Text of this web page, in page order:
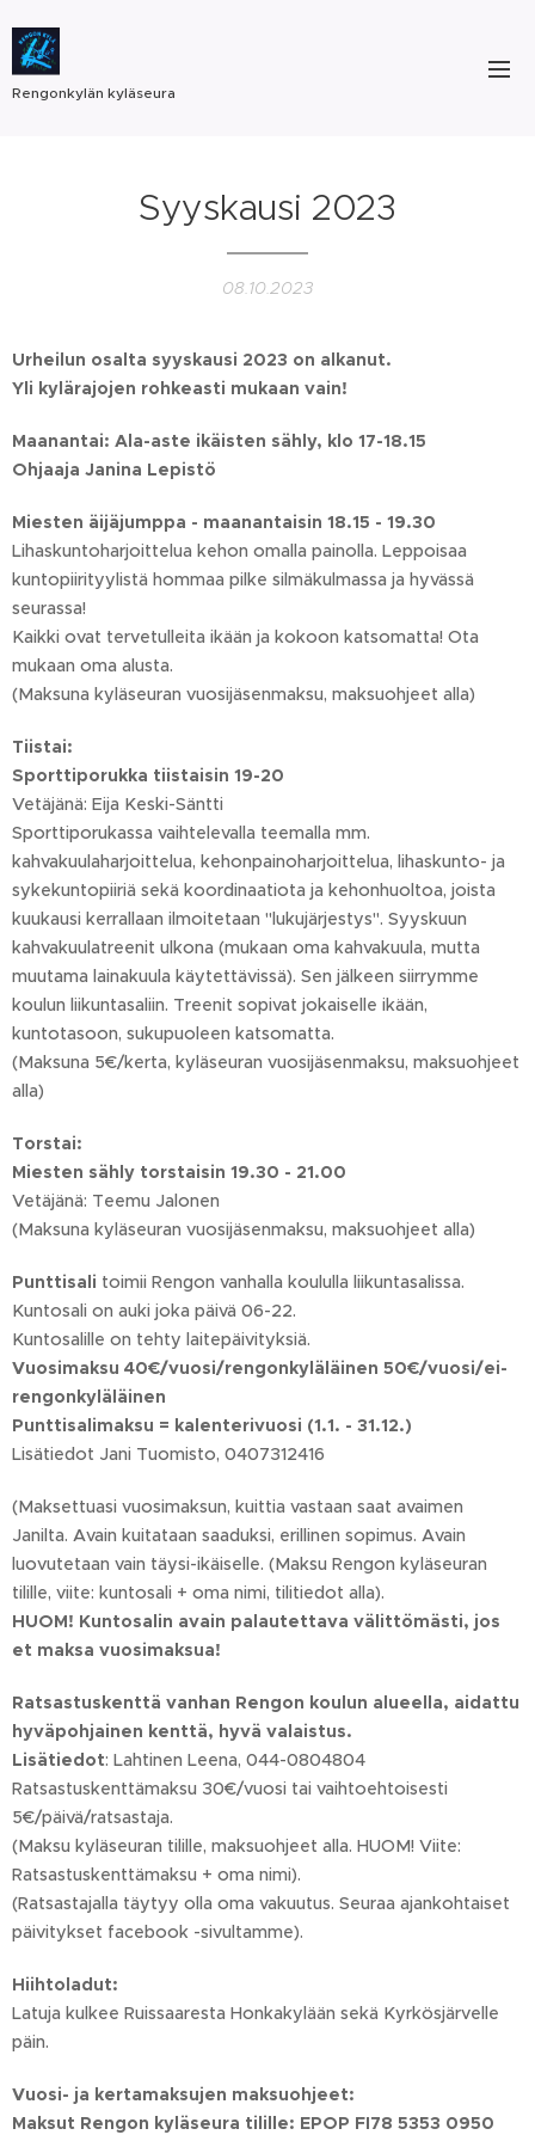
Rengonkylän kyläseura
Syyskausi 2023
08.10.2023
Urheilun osalta syyskausi 2023 on alkanut.
Yli kylärajojen rohkeasti mukaan vain!
Maanantai: Ala-aste ikäisten sähly, klo 17-18.15
Ohjaaja Janina Lepistö
Miesten äijäjumppa - maanantaisin 18.15 - 19.30
Lihaskuntoharjoittelua kehon omalla painolla. Leppoisaa
kuntopiirityylistä hommaa pilke silmäkulmassa ja hyvässä
seurassa!
Kaikki ovat tervetulleita ikään ja kokoon katsomatta! Ota
mukaan oma alusta.
(Maksuna kyläseuran vuosijäsenmaksu, maksuohjeet alla)
Tiistai:
Sporttiporukka tiistaisin 19-20
Vetäjänä: Eija Keski-Säntti
Sporttiporukassa vaihtelevalla teemalla mm.
kahvakuulaharjoittelua, kehonpainoharjoittelua, lihaskunto- ja
sykekuntopiiriä sekä koordinaatiota ja kehonhuoltoa, joista
kuukausi kerrallaan ilmoitetaan "lukujärjestys". Syyskuun
kahvakuulatreenit ulkona (mukaan oma kahvakuula, mutta
muutama lainakuula käytettävissä). Sen jälkeen siirrymme
koulun liikuntasaliin. Treenit sopivat jokaiselle ikään,
kuntotasoon, sukupuoleen katsomatta.
(Maksuna 5€/kerta, kyläseuran vuosijäsenmaksu, maksuohjeet
alla)
Torstai:
Miesten sähly torstaisin 19.30 - 21.00
Vetäjänä: Teemu Jalonen
(Maksuna kyläseuran vuosijäsenmaksu, maksuohjeet alla)
Punttisali toimii Rengon vanhalla koululla liikuntasalissa.
Kuntosali on auki joka päivä 06-22.
Kuntosalille on tehty laitepäivityksiä.
Vuosimaksu 40€/vuosi/rengonkyläläinen 50€/vuosi/ei-
rengonkyläläinen
Punttisalimaksu = kalenterivuosi (1.1. - 31.12.)
Lisätiedot Jani Tuomisto, 0407312416
(Maksettuasi vuosimaksun, kuittia vastaan saat avaimen
Janilta. Avain kuitataan saaduksi, erillinen sopimus. Avain
luovutetaan vain täysi-ikäiselle. (Maksu Rengon kyläseuran
tilille, viite: kuntosali + oma nimi, tilitiedot alla).
HUOM! Kuntosalin avain palautettava välittömästi, jos
et maksa vuosimaksua!
Ratsastuskenttä vanhan Rengon koulun alueella, aidattu
hyväpohjainen kenttä, hyvä valaistus.
Lisätiedot: Lahtinen Leena, 044-0804804
Ratsastuskenttämaksu 30€/vuosi tai vaihtoehtoisesti
5€/päivä/ratsastaja.
(Maksu kyläseuran tilille, maksuohjeet alla. HUOM! Viite:
Ratsastuskenttämaksu + oma nimi).
(Ratsastajalla täytyy olla oma vakuutus. Seuraa ajankohtaiset
päivitykset facebook -sivultamme).
Hiihtoladut:
Latuja kulkee Ruissaaresta Honkakylään sekä Kyrkösjärvelle
päin.
Vuosi- ja kertamaksujen maksuohjeet:
Maksut Rengon kyläseura tilille: EPOP FI78 5353 0950